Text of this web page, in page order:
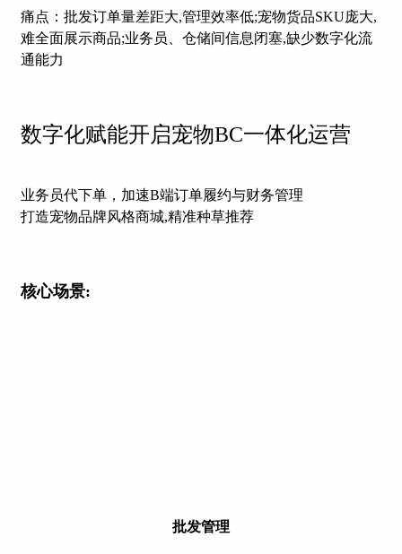
痛点：批发订单量差距大,管理效率低;宠物货品SKU庞大,
难全面展示商品;业务员、仓储间信息闭塞,缺少数字化流
通能力
数字化赋能开启宠物BC一体化运营
业务员代下单，加速B端订单履约与财务管理
打造宠物品牌风格商城,精准种草推荐
核心场景:
批发管理